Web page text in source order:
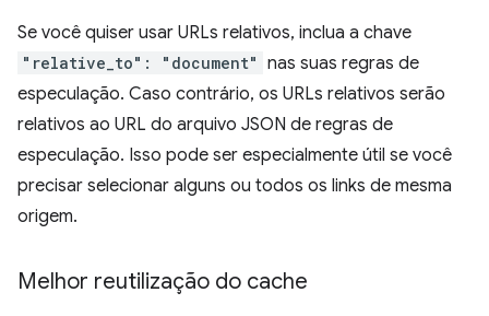
Se você quiser usar URLs relativos, inclua a chave
"relative_to": "document" nas suas regras de
especulação. Caso contrário, os URLs relativos serão
relativos ao URL do arquivo JSON de regras de
especulação. Isso pode ser especialmente útil se você
precisar selecionar alguns ou todos os links de mesma
origem.
Melhor reutilização do cache